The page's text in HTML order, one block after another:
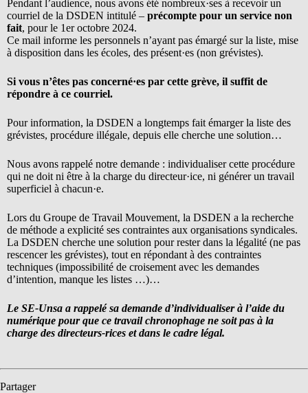
Pendant l’audience, nous avons été nombreux·ses à recevoir un
courriel de la DSDEN intitulé – précompte pour un service non
fait, pour le 1er octobre 2024.
Ce mail informe les personnels n’ayant pas émargé sur la liste, mise
à disposition dans les écoles, des présent·es (non grévistes).
Si vous n’êtes pas concerné·es par cette grève, il suffit de
répondre à ce courriel.
Pour information, la DSDEN a longtemps fait émarger la liste des
grévistes, procédure illégale, depuis elle cherche une solution…
Nous avons rappelé notre demande : individualiser cette procédure
qui ne doit ni être à la charge du directeur·ice, ni générer un travail
superficiel à chacun·e.
Lors du Groupe de Travail Mouvement, la DSDEN a la recherche
de méthode a explicité ses contraintes aux organisations syndicales.
La DSDEN cherche une solution pour rester dans la légalité (ne pas
rescencer les grévistes), tout en répondant à des contraintes
techniques (impossibilité de croisement avec les demandes
d’intention, manque les listes …)…
Le SE-Unsa a rappelé sa demande d’individualiser à l’aide du
numérique pour que ce travail chronophage ne soit pas à la
charge des directeurs-rices et dans le cadre légal.
Partager